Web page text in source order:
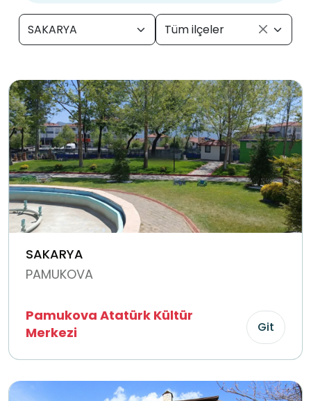
SAKARYA Tüm ilçeler
SAKARYA
PAMUKOVA
Pamukova Atatürk Kültür
Merkezi
Git